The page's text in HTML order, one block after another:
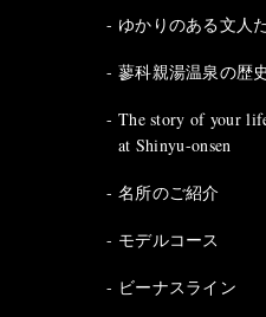
ゆかりのある文人
蓼科親湯温泉の歴史
The story of your
at Shinyu-onsen
名所のご紹介
モデルコース
ビーナスライン